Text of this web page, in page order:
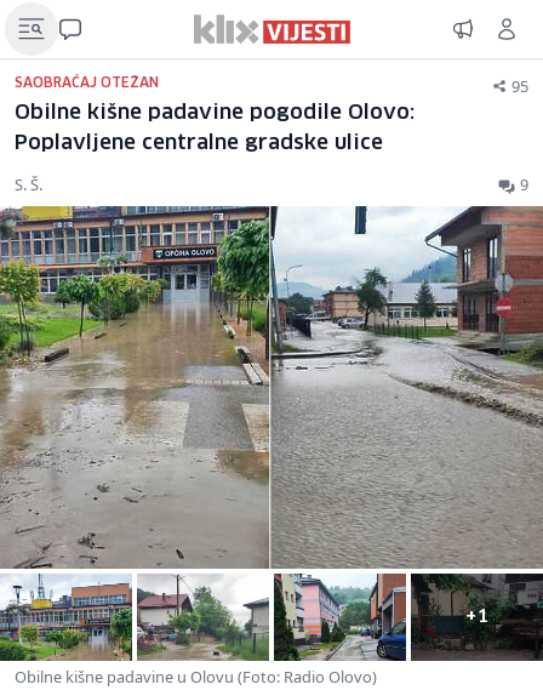
SAOBRAĆAJ OTEŽAN 95
Obilne kišne padavine pogodile Olovo:
Poplavljene centralne gradske ulice
S. Š. 9
+1
Obilne kišne padavine u Olovu (Foto: Radio Olovo)